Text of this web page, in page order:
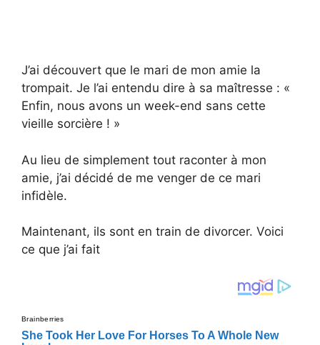
J’ai découvert que le mari de mon amie la
trompait. Je l’ai entendu dire à sa maîtresse : «
Enfin, nous avons un week-end sans cette
vieille sorcière ! »
Au lieu de simplement tout raconter à mon
amie, j’ai décidé de me venger de ce mari
infidèle.
Maintenant, ils sont en train de divorcer. Voici
ce que j’ai fait